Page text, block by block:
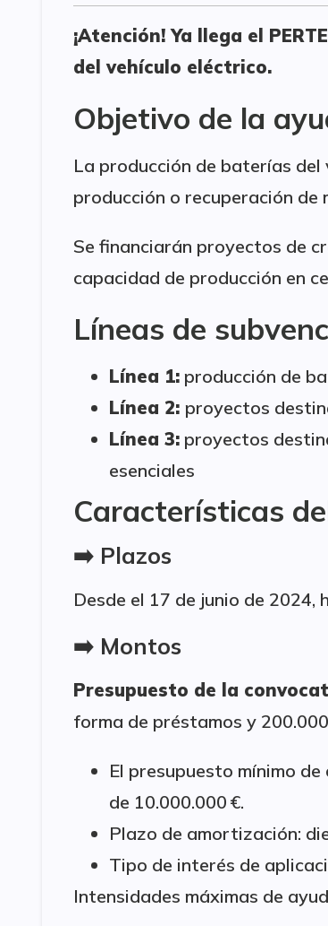
¡Atención! Ya llega el
del vehículo eléctrico.
Objetivo de la
La producción de baterías del
producción o recuperación de
Se financiarán proyectos de
capacidad de producción en
Líneas de
Línea 1: producción de
Línea 2: proyectos
Línea 3: proyectos
esenciales
Características
➡️ Plazos
Desde el 17 de junio de 2024,
➡️ Montos
Presupuesto de la
forma de préstamos y
El presupuesto mínimo
de 10.000.000 €.
Plazo de amortización:
Tipo de interés de
Intensidades máximas de